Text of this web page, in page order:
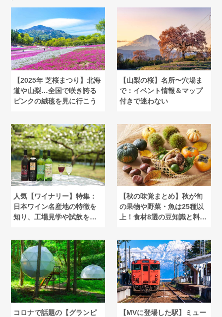
【2025年 芝桜まつり】北海
道や山梨…全国で咲き誇る
ピンクの絨毯を見に行こう
【山梨の桜】名所〜穴場ま
で：イベント情報＆マップ
付きで迷わない
人気【ワイナリー】特集：
日本ワイン名産地の特徴を
知り、工場見学や試飲を楽
【秋の味覚まとめ】秋が旬
の果物や野菜・魚は25種以
上！食材8選の豆知識と料理
コロナで話題の【グランピ
【MVに登場した駅】ミュー